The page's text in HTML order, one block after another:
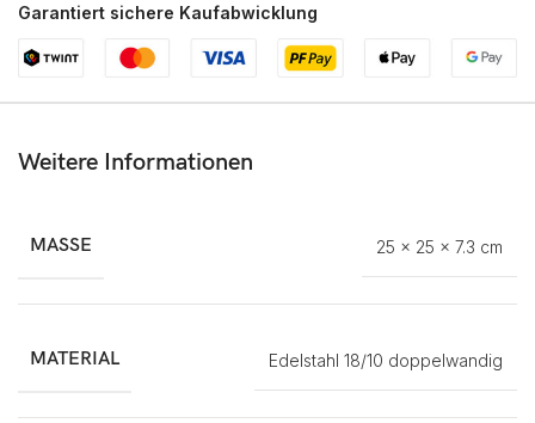
Garantiert sichere Kaufabwicklung
Weitere Informationen
MASSE 25 × 25 × 7.3 cm
MATERIAL Edelstahl 18/10 doppelwandig